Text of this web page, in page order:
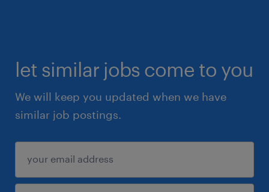
let similar jobs come to you
We will keep you updated when we have
similar job postings.